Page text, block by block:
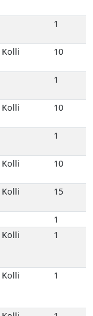
10
Kolli 15
1
1
Kolli 8
Kolli 12
Kolli 25